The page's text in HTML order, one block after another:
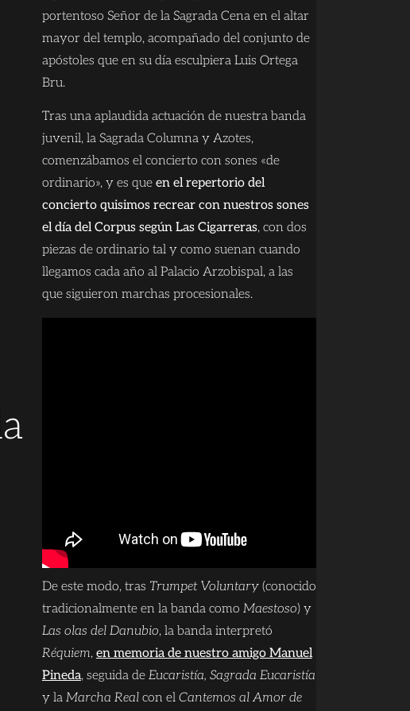
portentoso Señor de la Sagrada Cena en el altar
mayor del templo, acompañado del conjunto de
apóstoles que en su día esculpiera Luis Ortega
Bru.
Tras una aplaudida actuación de nuestra banda
juvenil, la Sagrada Columna y Azotes,
comenzábamos el concierto con sones «de
ordinario», y es que en el repertorio del
concierto quisimos recrear con nuestros sones
el día del Corpus según Las Cigarreras, con dos
piezas de ordinario tal y como suenan cuando
llegamos cada año al Palacio Arzobispal, a las
que siguieron marchas procesionales.
De este modo, tras Trumpet Voluntary(conocido
tradicionalmente en la banda como Maestoso) y
Las olas del Danubio, la banda interpretó
Réquiem, en memoria de nuestro amigo Manuel
Pineda, seguida de Eucaristía, Sagrada Eucaristía
y la Marcha Realcon el Cantemos al Amor de